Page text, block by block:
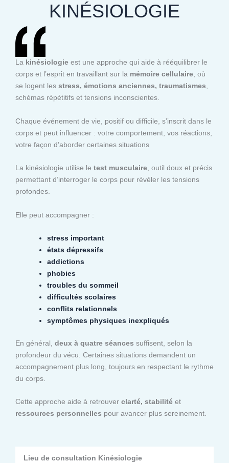
KINÉSIOLOGIE
La kinésiologie est une approche qui aide à rééquilibrer le
corps et l’esprit en travaillant sur la mémoire cellulaire, où
se logent les stress, émotions anciennes, traumatismes,
schémas répétitifs et tensions inconscientes.
Chaque événement de vie, positif ou difficile, s’inscrit dans le
corps et peut influencer : votre comportement, vos réactions,
votre façon d’aborder certaines situations
La kinésiologie utilise le test musculaire, outil doux et précis
permettant d’interroger le corps pour révéler les tensions
profondes.
Elle peut accompagner :
stress important
états dépressifs
addictions
phobies
troubles du sommeil
difficultés scolaires
conflits relationnels
symptômes physiques inexpliqués
En général, deux à quatre séances suffisent, selon la
profondeur du vécu. Certaines situations demandent un
accompagnement plus long, toujours en respectant le rythme
du corps.
Cette approche aide à retrouver clarté, stabilité et
ressources personnelles pour avancer plus sereinement.
Lieu de consultation Kinésiologie